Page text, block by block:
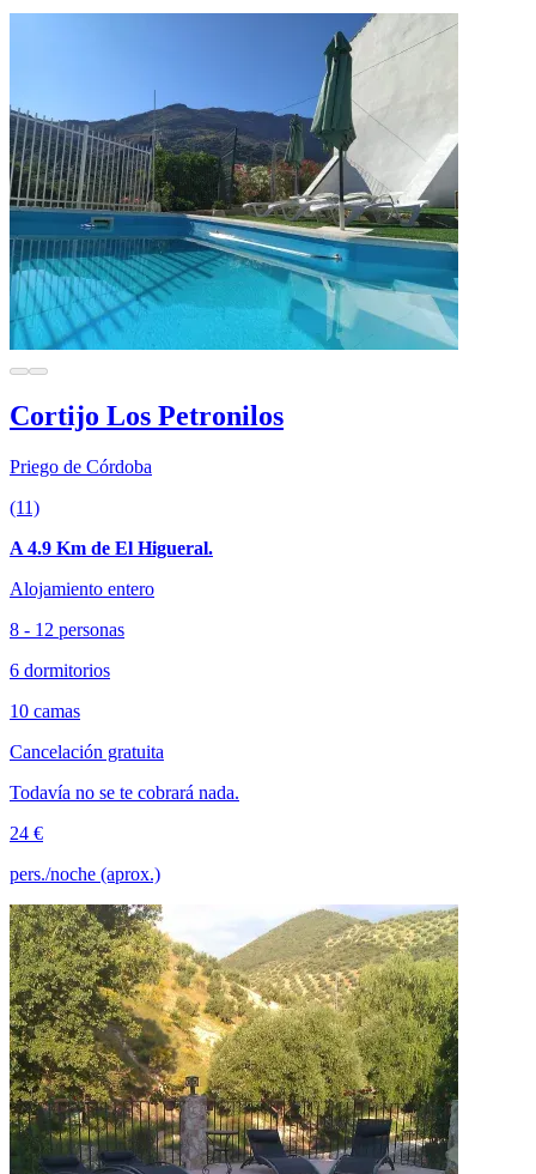
Cortijo Los Petronilos
Priego de Córdoba
(11)
A 4.9 Km de El Higueral.
Alojamiento entero
8 - 12 personas
6 dormitorios
10 camas
Cancelación gratuita
Todavía no se te cobrará nada.
24 €
pers./noche (aprox.)